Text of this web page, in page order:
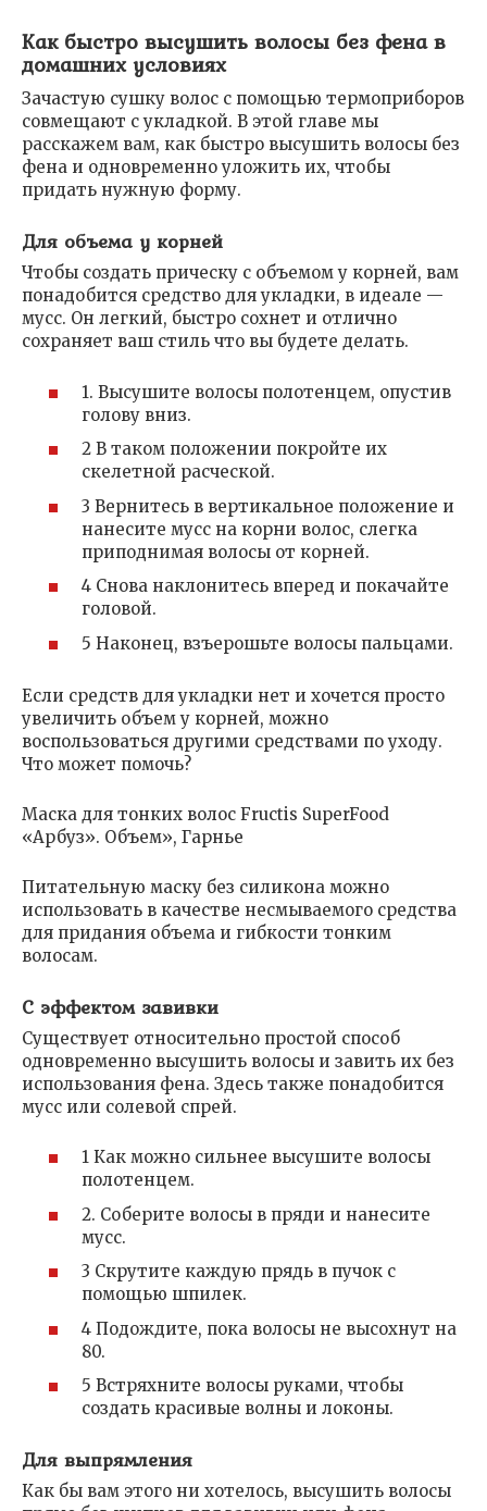
Как быстро высушить волосы без фена в
домашних условиях
Зачастую сушку волос с помощью термоприборов
совмещают с укладкой. В этой главе мы
расскажем вам, как быстро высушить волосы без
фена и одновременно уложить их, чтобы
придать нужную форму.
Для объема у корней
Чтобы создать прическу с объемом у корней, вам
понадобится средство для укладки, в идеале —
мусс. Он легкий, быстро сохнет и отлично
сохраняет ваш стиль что вы будете делать.
1. Высушите волосы полотенцем, опустив
голову вниз.
2 В таком положении покройте их
скелетной расческой.
3 Вернитесь в вертикальное положение и
нанесите мусс на корни волос, слегка
приподнимая волосы от корней.
4 Снова наклонитесь вперед и покачайте
головой.
5 Наконец, взъерошьте волосы пальцами.
Если средств для укладки нет и хочется просто
увеличить объем у корней, можно
воспользоваться другими средствами по уходу.
Что может помочь?
Маска для тонких волос Fructis SuperFood
«Арбуз». Объем», Гарнье
Питательную маску без силикона можно
использовать в качестве несмываемого средства
для придания объема и гибкости тонким
волосам.
С эффектом завивки
Существует относительно простой способ
одновременно высушить волосы и завить их без
использования фена. Здесь также понадобится
мусс или солевой спрей.
1 Как можно сильнее высушите волосы
полотенцем.
2. Соберите волосы в пряди и нанесите
мусс.
3 Скрутите каждую прядь в пучок с
помощью шпилек.
4 Подождите, пока волосы не высохнут на
80.
5 Встряхните волосы руками, чтобы
создать красивые волны и локоны.
Для выпрямления
Как бы вам этого ни хотелось, высушить волосы